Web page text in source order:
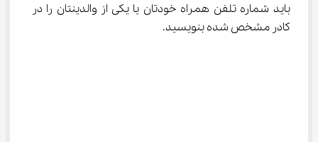
باید شماره تلفن همراه خودتان یا یکی از والدینتان را در
کادر مشخص شده بنویسید.